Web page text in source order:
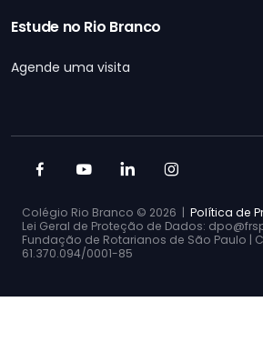
Estude no Rio Branco
Agende uma visita
Colégio Rio Branco © 2026 | Política de
Lei Geral de Proteção de Dados:
Fundação de Rotarianos de São Paulo |
61.370.094/0001-85